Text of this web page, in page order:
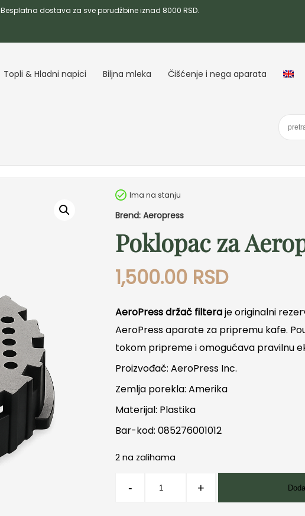
Besplatna dostava za sve porudžbine iznad 8000 RSD.
Topli & Hladni napici Biljna mleka Čišćenje i nega aparata
Ima na stanju
Brend: Aeropress
Poklopac za
1,500.00 RSD
AeroPress držač filteraje originalni
AeroPress aparate za pripremu kafe.
tokom pripreme i omogućava pravilnu
Proizvođač: AeroPress Inc.
Zemlja porekla: Amerika
Materijal: Plastika
Bar-kod: 085276001012
2 na zalihama
- +